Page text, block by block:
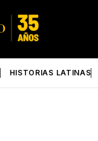
HISTORIAS LATINAS